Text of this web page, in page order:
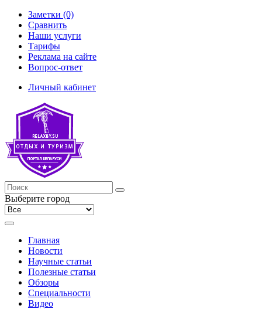
Заметки (0)
Сравнить
Наши услуги
Тарифы
Реклама на сайте
Вопрос-ответ
Личный кабинет
Выберите город
Главная
Новости
Научные статьи
Полезные статьи
Обзоры
Специальности
Видео